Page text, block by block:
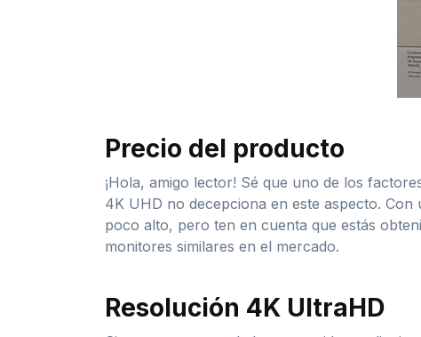
Precio del producto
¡Hola, amigo lector! Sé que uno de los
4K UHD no decepciona en este aspecto.
poco alto, pero ten en cuenta que estás
monitores similares en el mercado.
Resolución 4K UltraHD